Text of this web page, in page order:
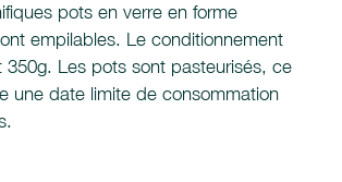
pots en verre en forme
empilables. Le conditionnement
350g. Les pots sont pasteurisés, ce
une date limite de consommation